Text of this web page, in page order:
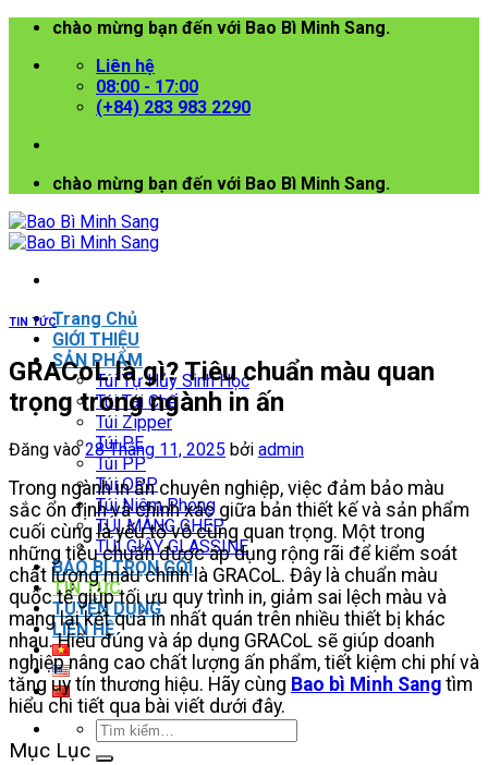
chào mừng bạn đến với Bao Bì Minh Sang.
Liên hệ
08:00 - 17:00
(+84) 283 983 2290
chào mừng bạn đến với Bao Bì Minh Sang.
Trang Chủ
GIỚI THIỆU
SẢN PHẨM
Túi Tự Hủy Sinh Học
Túi Tái Chế
Túi Zipper
Túi PE
Túi PP
Túi OPP
Túi Niêm Phong
TÚI MÀNG GHÉP
TÚI GIẤY GLASSINE
BAO BÌ TRỌN GÓI
TIN TỨC
TUYỂN DỤNG
LIÊN HỆ
Tìm
kiếm:
TIN TỨC
GRACoL là gì? Tiêu chuẩn màu quan
trọng trong ngành in ấn
Đăng vào28 Tháng 11, 2025 bởi admin
Trong ngành in ấn chuyên nghiệp, việc đảm bảo màu
sắc ổn định và chính xác giữa bản thiết kế và sản phẩm
cuối cùng là yếu tố vô cùng quan trọng. Một trong
những tiêu chuẩn được áp dụng rộng rãi để kiểm soát
chất lượng màu chính là GRACoL. Đây là chuẩn màu
quốc tế giúp tối ưu quy trình in, giảm sai lệch màu và
mang lại kết quả in nhất quán trên nhiều thiết bị khác
nhau. Hiểu đúng và áp dụng GRACoL sẽ giúp doanh
nghiệp nâng cao chất lượng ấn phẩm, tiết kiệm chi phí và
tăng uy tín thương hiệu. Hãy cùng Bao bì Minh Sang tìm
hiểu chi tiết qua bài viết dưới đây.
Mục Lục